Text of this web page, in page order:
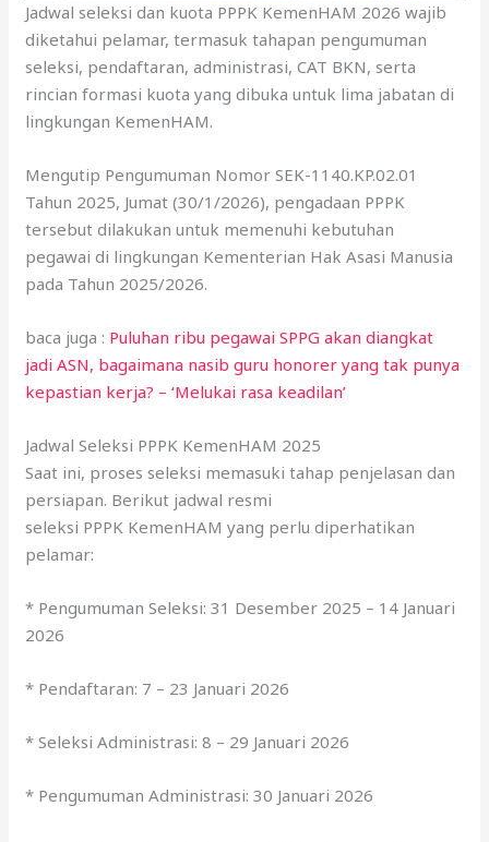
Jadwal seleksi dan kuota PPPK KemenHAM 2026 wajib
diketahui pelamar, termasuk tahapan pengumuman
seleksi, pendaftaran, administrasi, CAT BKN, serta
rincian formasi kuota yang dibuka untuk lima jabatan di
lingkungan KemenHAM.
Mengutip Pengumuman Nomor SEK-1140.KP.02.01
Tahun 2025, Jumat (30/1/2026), pengadaan PPPK
tersebut dilakukan untuk memenuhi kebutuhan
pegawai di lingkungan Kementerian Hak Asasi Manusia
pada Tahun 2025/2026.
baca juga : Puluhan ribu pegawai SPPG akan diangkat
jadi ASN, bagaimana nasib guru honorer yang tak punya
kepastian kerja? – ‘Melukai rasa keadilan’
Jadwal Seleksi PPPK KemenHAM 2025
Saat ini, proses seleksi memasuki tahap penjelasan dan
persiapan. Berikut jadwal resmi
seleksi PPPK KemenHAM yang perlu diperhatikan
pelamar:
* Pengumuman Seleksi: 31 Desember 2025 – 14 Januari
2026
* Pendaftaran: 7 – 23 Januari 2026
* Seleksi Administrasi: 8 – 29 Januari 2026
* Pengumuman Administrasi: 30 Januari 2026